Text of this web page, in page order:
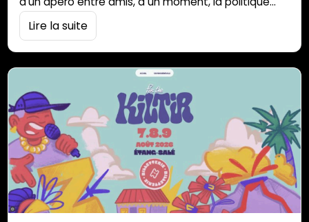
s’invite. Et avec elle, les généralités : « ils ont voté
ça », « de toute façon les politiques c’est tous
Lire la suite